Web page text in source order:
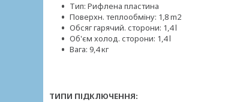
Тип: Рифлена пластина
Поверхн. теплообміну: 1,8 m2
Обсяг гарячий. сторони: 1,4 l
Об'єм холод. сторони: 1,4 l
Вага: 9,4 кг
ТИПИ ПІДКЛЮЧЕННЯ: